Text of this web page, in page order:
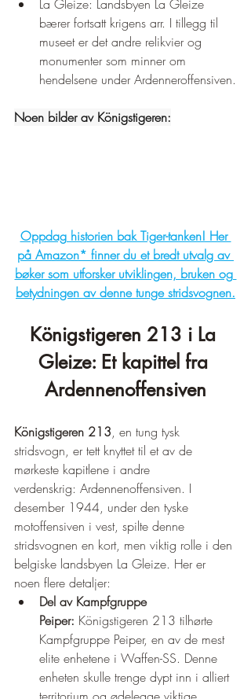
La Gleize: Landsbyen La Gleize
bærer fortsatt krigens arr. I tillegg til
museet er det andre relikvier og
monumenter som minner om
hendelsene under Ardenneroffensiven.
Noen bilder av Königstigeren:
Oppdag historien bak Tiger-tanken! Her
på Amazon* finner du et bredt utvalg av
bøker som utforsker utviklingen, bruken og
betydningen av denne tunge stridsvognen.
Königstigeren 213 i La
Gleize: Et kapittel fra
Ardennenoffensiven
Königstigeren 213, en tung tysk
stridsvogn, er tett knyttet til et av de
mørkeste kapitlene i andre
verdenskrig: Ardennenoffensiven. I
desember 1944, under den tyske
motoffensiven i vest, spilte denne
stridsvognen en kort, men viktig rolle i den
belgiske landsbyen La Gleize. Her er
noen flere detaljer:
Del av Kampfgruppe
Peiper: Königstigeren 213 tilhørte
Kampfgruppe Peiper, en av de mest
elite enhetene i Waffen-SS. Denne
enheten skulle trenge dypt inn i alliert